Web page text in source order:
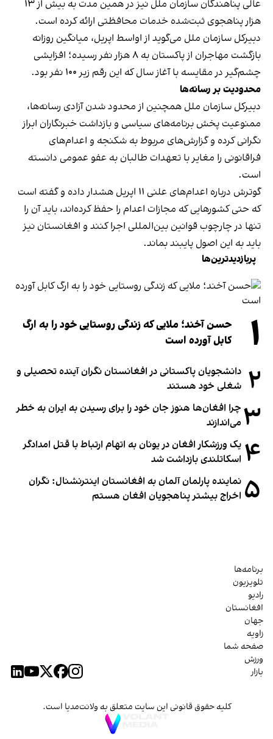
عالی پناهندگان سازمان ملل نیز در همین مدت به بیش از ۱۳
هزار پناهجوی ثبت‌شده خدمات محافظتی ارائه کرده است.
دبیرکل سازمان ملل می‌گوید از اواسط اپریل، میانگین روزانه
بازگشت مهاجران از پاکستان به ۸ هزار نفر رسیده؛ افزایشی
چشم‌گیر در مقایسه با آغاز سال که این رقم زیر ۱۰۰ نفر بود.
محدودیت بر رسانه‌ها
دبیرکل سازمان ملل همچنین از محدود شدن آزادی رسانه‌ها،
ممنوعیت پخش برنامه‌های سیاسی و بازداشت خبرنگاران ابراز
نگرانی کرده و گزارش‌های مربوط به شکنجه و اعدام‌های
فراقانونی را مغایر با تعهدات طالبان به عفو عمومی دانسته
است.
گوترش درباره اعدام‌های علنی ۱۱ اپریل هشدار داده و گفته است
که حتی کشورهایی که مجازات اعدام را حفظ کرده‌اند، باید آن را
تنها در چارچوب قوانین بین‌المللی اجرا کنند و افغانستان نیز
باید به این اصول پایبند بماند.
پربازدیدترین‌ها
۱
حسن آخند؛ ملایی که زندگی روستایی خود را به ارگ
کابل آورده است
۲ دانشجویان پاکستانی در افغانستان نگران آینده تحصیلی و
شغلی خود هستند
۳ چرا افغان‌ها هنوز جان خود را برای رسیدن به ایران به خطر
می‌اندازند
۴ یک ورزشکار افغان در یونان به اتهام ارتباط با قتل امدادگر
اسکاتلندی بازداشت شد
۵ نماینده پارلمان آلمان به افغانستان اینترنشنال: نگران
اخراج بیشتر پناهجویان افغان هستم
برنامه‌ها
تلویزیون
رادیو
افغانستان
جهان
زاویه
صفحه شما
ورزش
بازار
کلیه حقوق قانونی این سایت متعلق به ولانت‌مدیا است.